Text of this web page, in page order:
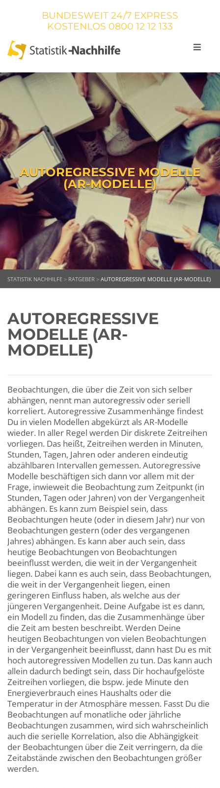
BUNDESWEIT 24/7 EXPRESS
KOSTENLOS 0800 12 12 133
AUTOREGRESSIVE MODELLE
(AR-MODELLE)
STATISTIK NACHHILFE > RATGEBER > AUTOREGRESSIVE MODELLE (AR-MODELLE)
AUTOREGRESSIVE
MODELLE (AR-
MODELLE)
Beobachtungen, die über die Zeit von sich selber
abhängen, nennt man autoregressiv oder seriell
korreliert. Autoregressive Zusammenhänge findest
Du in vielen Modellen abgekürzt als AR-Modelle
wieder. In aller Regel werden Dir diskrete Zeitreihen
vorliegen. Das heißt, Zeitreihen werden in Minuten,
Stunden, Tagen, Jahren oder anderen eindeutig
abzählbaren Intervallen gemessen. Autoregressive
Modelle beschäftigen sich dann vor allem mit der
Frage, inwieweit die Beobachtung zum Zeitpunkt (in
Stunden, Tagen oder Jahren) von der Vergangenheit
abhängen. Es kann zum Beispiel sein, dass
Beobachtungen heute (oder in diesem Jahr) nur von
Beobachtungen gestern (oder des vergangenen
Jahres) abhängen. Es kann aber auch sein, dass
heutige Beobachtungen von Beobachtungen
beeinflusst werden, die weit in der Vergangenheit
liegen. Dabei kann es auch sein, dass Beobachtungen,
die weit in der Vergangenheit liegen, einen
geringeren Einfluss haben, als welche aus der
jüngeren Vergangenheit. Deine Aufgabe ist es dann,
ein Modell zu finden, das die Zusammenhänge über
die Zeit am besten beschreibt. Werden Deine
heutigen Beobachtungen von vielen Beobachtungen
in der Vergangenheit beeinflusst, dann hast Du es mit
hoch autoregressiven Modellen zu tun. Das kann auch
allein dadurch bedingt sein, dass Dir hochaufgelöste
Zeitreihen vorliegen, die bspw. jede Minute den
Energieverbrauch eines Haushalts oder die
Temperatur in der Atmosphäre messen. Fasst Du die
Beobachtungen auf monatliche oder jährliche
Beobachtungen zusammen, wird sich wahrscheinlich
auch die serielle Korrelation, also die Abhängigkeit
der Beobachtungen über die Zeit verringern, da die
Zeitabstände zwischen den Beobachtungen größer
werden.